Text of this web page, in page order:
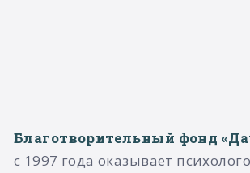
Благотворительный фонд
с 1997 года оказывает